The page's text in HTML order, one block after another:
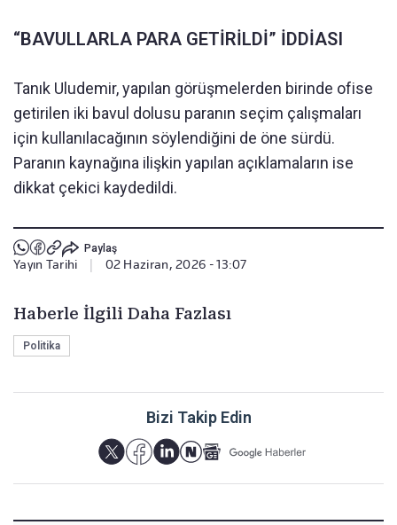
“BAVULLARLA PARA GETİRİLDİ” İDDİASI
Tanık Uludemir, yapılan görüşmelerden birinde ofise
getirilen iki bavul dolusu paranın seçim çalışmaları
için kullanılacağının söylendiğini de öne sürdü.
Paranın kaynağına ilişkin yapılan açıklamaların ise
dikkat çekici kaydedildi.
Paylaş
Yayın Tarihi 02 Haziran, 2026 - 13:07
Haberle İlgili Daha Fazlası
Politika
Bizi Takip Edin